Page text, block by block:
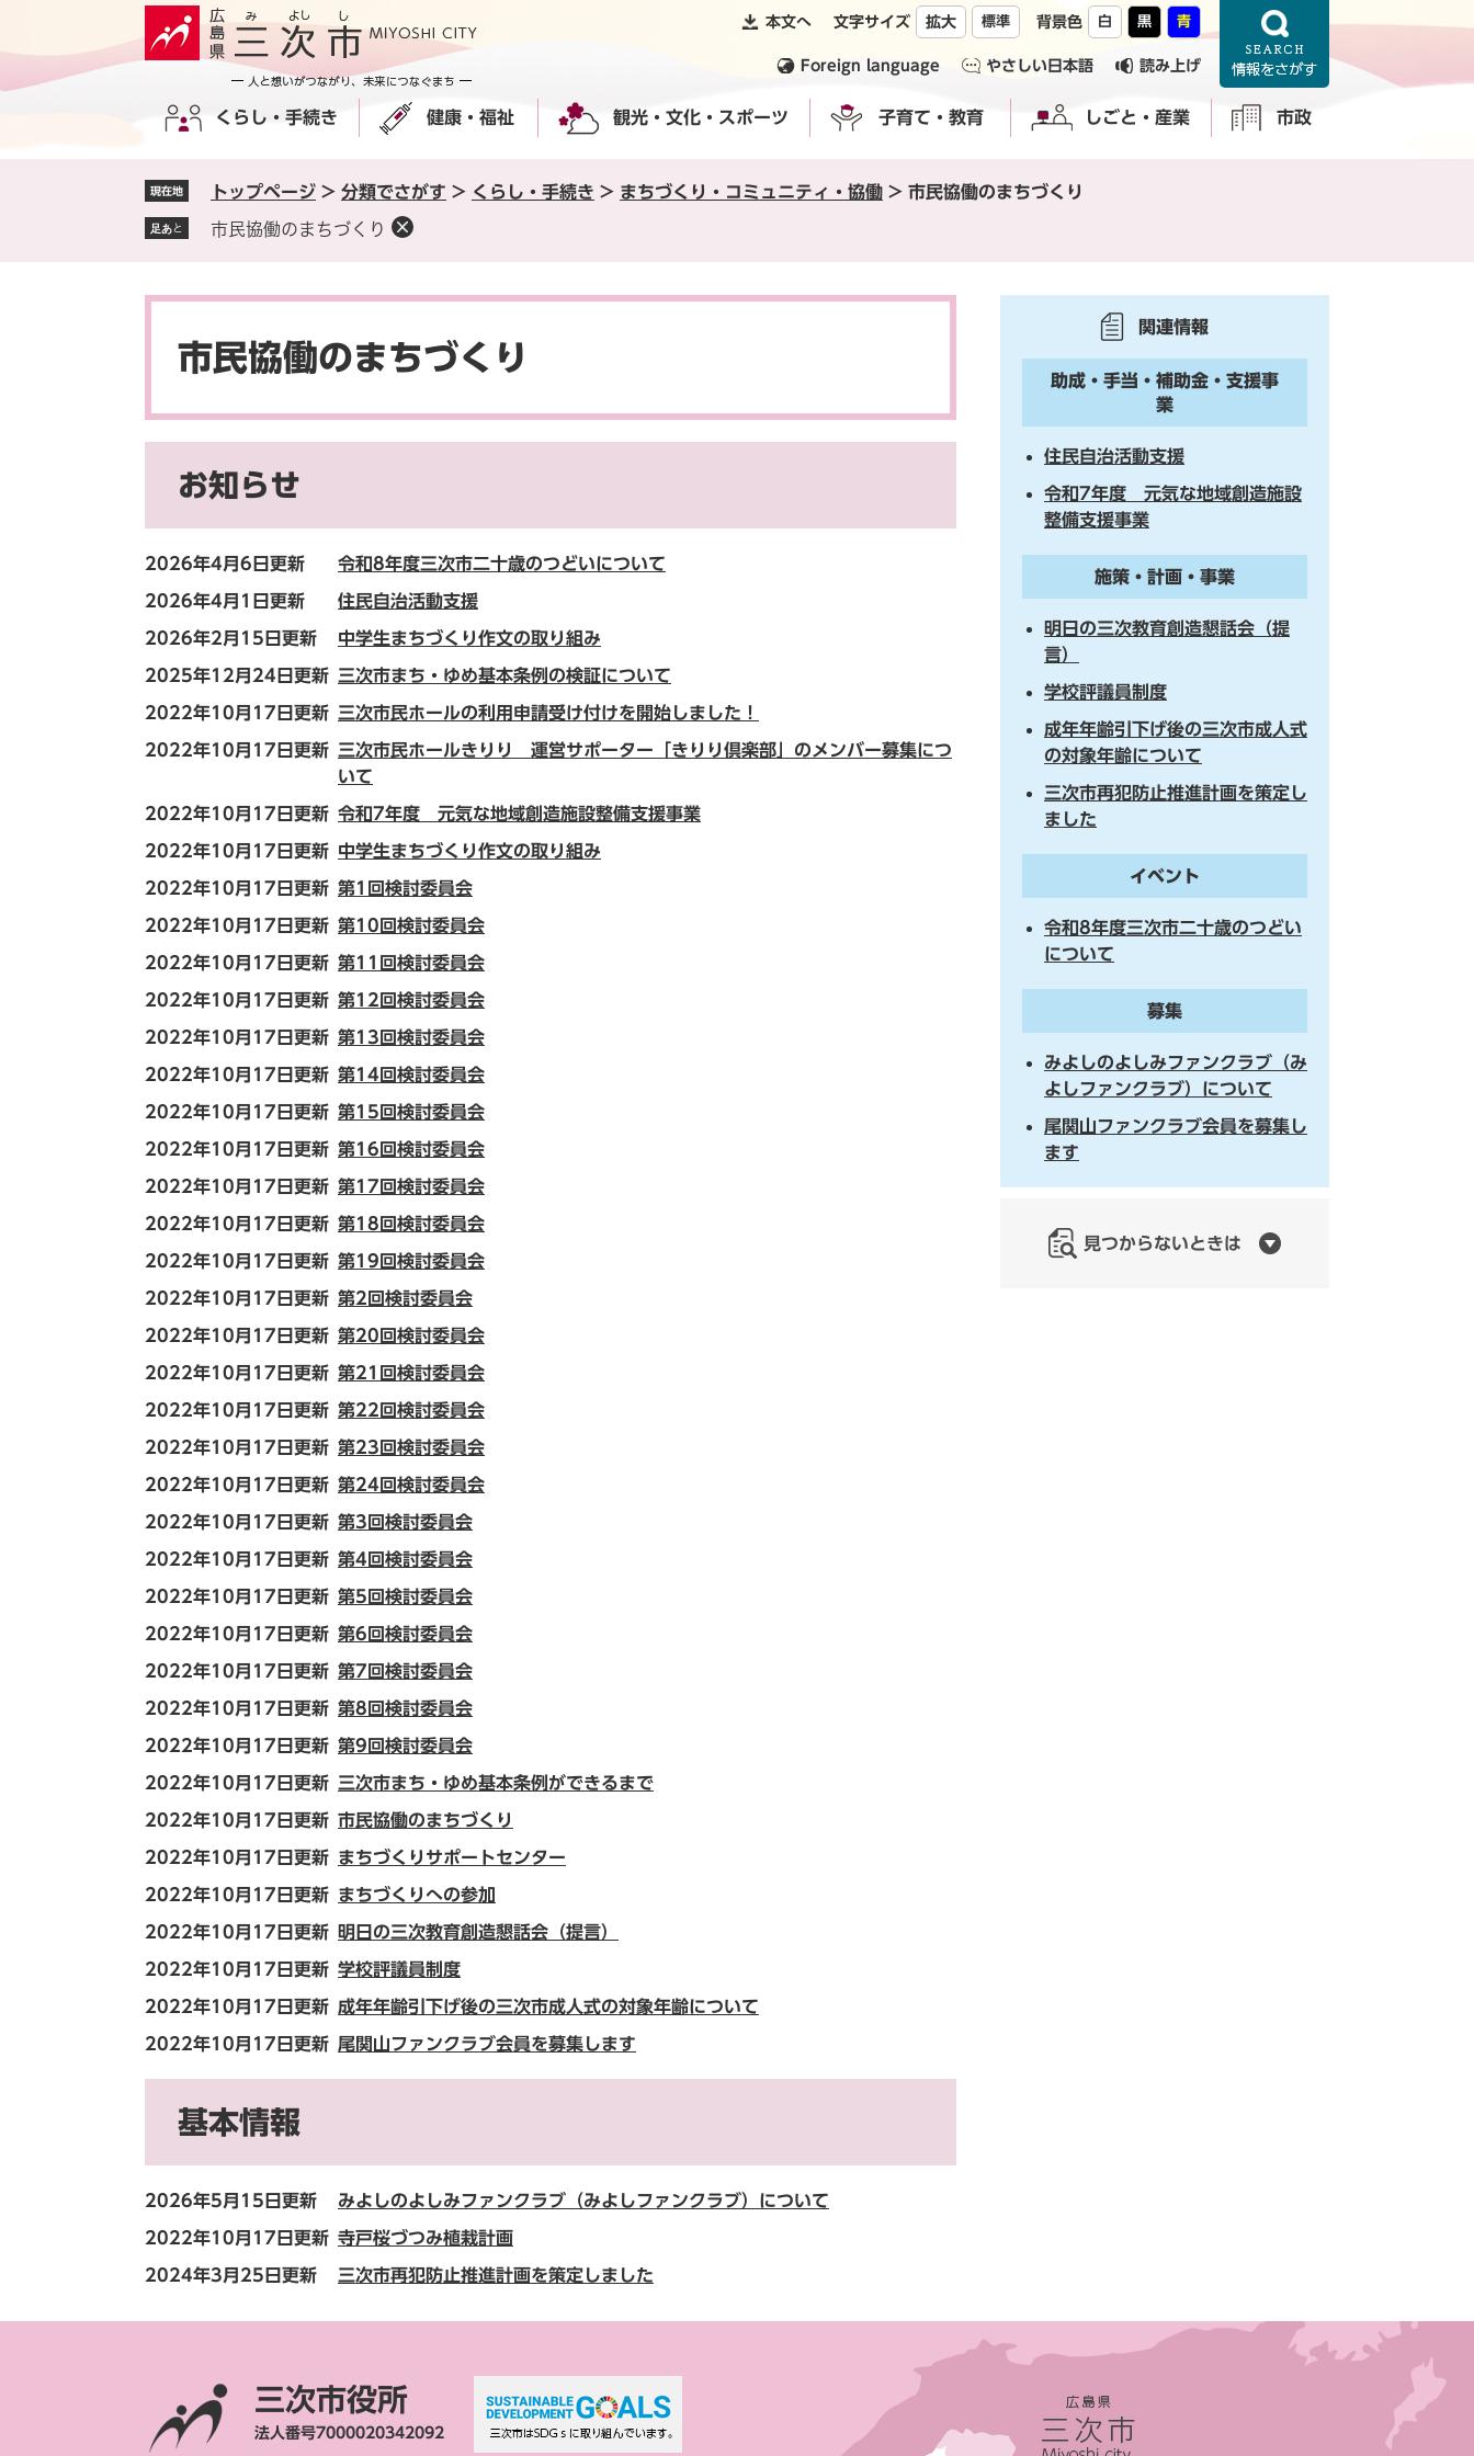
の
ー
本文へ 文字サイズ 拡大 標準 背景色 白 黒 青
Foreign language やさしい日本語 読み上げ
くらし・手続き 健康・福祉 観光・文化・スポーツ 子育て・教育 しごと・産業 市政
現在地 トップページ > 分類でさがす > くらし・手続き > まちづくり・コミュニティ・協働 > 市民協働のまちづくり
足あと 市民協働のまちづくり
市民協働のまちづくり
お知らせ
2026年4月6日更新 令和8年度三次市二十歳のつどいについて
2026年4月1日更新 住民自治活動支援
2026年2月15日更新 中学生まちづくり作文の取り組み
2025年12月24日更新 三次市まち・ゆめ基本条例の検証について
2022年10月17日更新 三次市民ホールの利用申請受け付けを開始しました！
2022年10月17日更新 三次市民ホールきりり 運営サポーター「きりり倶楽部」のメンバー募集につ
いて
2022年10月17日更新 令和7年度 元気な地域創造施設整備支援事業
2022年10月17日更新 中学生まちづくり作文の取り組み
2022年10月17日更新 第1回検討委員会
2022年10月17日更新 第10回検討委員会
2022年10月17日更新 第11回検討委員会
2022年10月17日更新 第12回検討委員会
2022年10月17日更新 第13回検討委員会
2022年10月17日更新 第14回検討委員会
2022年10月17日更新 第15回検討委員会
2022年10月17日更新 第16回検討委員会
2022年10月17日更新 第17回検討委員会
2022年10月17日更新 第18回検討委員会
2022年10月17日更新 第19回検討委員会
2022年10月17日更新 第2回検討委員会
2022年10月17日更新 第20回検討委員会
2022年10月17日更新 第21回検討委員会
2022年10月17日更新 第22回検討委員会
2022年10月17日更新 第23回検討委員会
2022年10月17日更新 第24回検討委員会
2022年10月17日更新 第3回検討委員会
2022年10月17日更新 第4回検討委員会
2022年10月17日更新 第5回検討委員会
2022年10月17日更新 第6回検討委員会
2022年10月17日更新 第7回検討委員会
2022年10月17日更新 第8回検討委員会
2022年10月17日更新 第9回検討委員会
2022年10月17日更新 三次市まち・ゆめ基本条例ができるまで
2022年10月17日更新 市民協働のまちづくり
2022年10月17日更新 まちづくりサポートセンター
2022年10月17日更新 まちづくりへの参加
2022年10月17日更新 明日の三次教育創造懇話会（提言）
2022年10月17日更新 学校評議員制度
2022年10月17日更新 成年年齢引下げ後の三次市成人式の対象年齢について
2022年10月17日更新 尾関山ファンクラブ会員を募集します
基本情報
2026年5月15日更新 みよしのよしみファンクラブ（みよしファンクラブ）について
2022年10月17日更新 寺戸桜づつみ植栽計画
2024年3月25日更新 三次市再犯防止推進計画を策定しました
関連情報
助成・手当・補助金・支援事
業
住民自治活動支援
令和7年度 元気な地域創造施設
整備支援事業
施策・計画・事業
明日の三次教育創造懇話会（提
言）
学校評議員制度
成年年齢引下げ後の三次市成人式
の対象年齢について
三次市再犯防止推進計画を策定し
ました
イベント
令和8年度三次市二十歳のつどい
について
募集
みよしのよしみファンクラブ（み
よしファンクラブ）について
尾関山ファンクラブ会員を募集し
ます
見つからないときは
三次市役所
法人番号7000020342092